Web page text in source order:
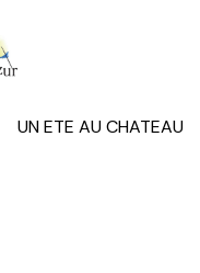
UN ETE AU CHATEAU